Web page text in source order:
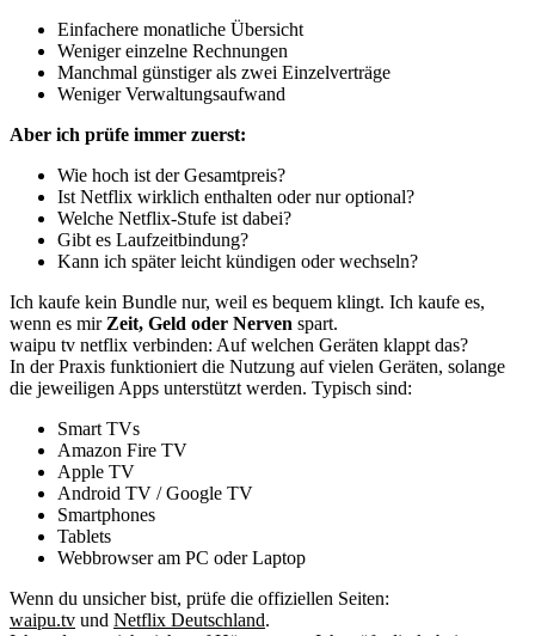
Einfachere monatliche Übersicht
Weniger einzelne Rechnungen
Manchmal günstiger als zwei Einzelverträge
Weniger Verwaltungsaufwand
Aber ich prüfe immer zuerst:
Wie hoch ist der Gesamtpreis?
Ist Netflix wirklich enthalten oder nur optional?
Welche Netflix-Stufe ist dabei?
Gibt es Laufzeitbindung?
Kann ich später leicht kündigen oder wechseln?
Ich kaufe kein Bundle nur, weil es bequem klingt. Ich kaufe es,
wenn es mir Zeit, Geld oder Nerven spart.
waipu tv netflix verbinden: Auf welchen Geräten klappt das?
In der Praxis funktioniert die Nutzung auf vielen Geräten, solange
die jeweiligen Apps unterstützt werden. Typisch sind:
Smart TVs
Amazon Fire TV
Apple TV
Android TV / Google TV
Smartphones
Tablets
Webbrowser am PC oder Laptop
Wenn du unsicher bist, prüfe die offiziellen Seiten:
waipu.tv und Netflix Deutschland.